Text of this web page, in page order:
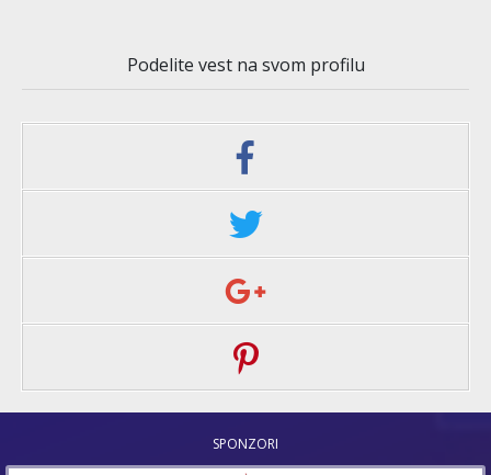
Podelite vest na svom profilu
SPONZORI